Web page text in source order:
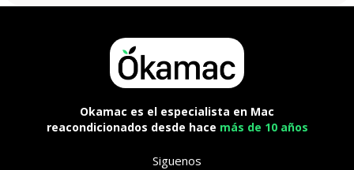
Okamac es el especialista en Mac
reacondicionados desde hace más de 10 años
Siguenos